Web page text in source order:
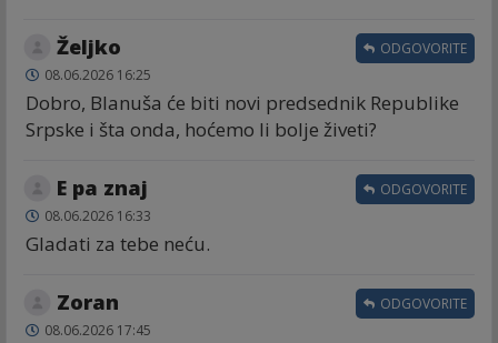
Željko
08.06.2026 16:25
Dobro, Blanuša će biti novi predsednik Republike
Srpske i šta onda, hoćemo li bolje živeti?
ODGOVORITE
E pa znaj
08.06.2026 16:33
Gladati za tebe neću.
ODGOVORITE
Zoran
08.06.2026 17:45
ODGOVORITE